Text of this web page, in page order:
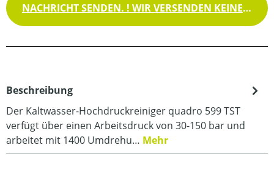
NACHRICHT SENDEN. ! WIR VERSENDEN KEINE WAREN !
Beschreibung
Der Kaltwasser-Hochdruckreiniger quadro 599 TST
verfügt über einen Arbeitsdruck von 30-150 bar und
arbeitet mit 1400 Umdrehu… Mehr